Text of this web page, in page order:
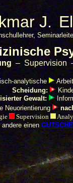
J.
–
analytische
Scheidung:
Gewalt:
Neuorientierung
Supervision
einen